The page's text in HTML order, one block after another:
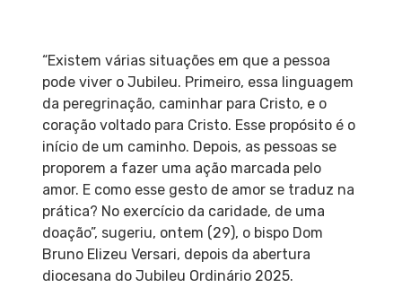
“Existem várias situações em que a pessoa
pode viver o Jubileu. Primeiro, essa linguagem
da peregrinação, caminhar para Cristo, e o
coração voltado para Cristo. Esse propósito é o
início de um caminho. Depois, as pessoas se
proporem a fazer uma ação marcada pelo
amor. E como esse gesto de amor se traduz na
prática? No exercício da caridade, de uma
doação”, sugeriu, ontem (29), o bispo Dom
Bruno Elizeu Versari, depois da abertura
diocesana do Jubileu Ordinário 2025.